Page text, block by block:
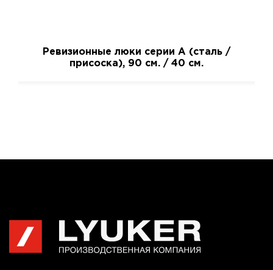
Ревизионные люки серии A (сталь /
присоска), 90 см. / 40 см.